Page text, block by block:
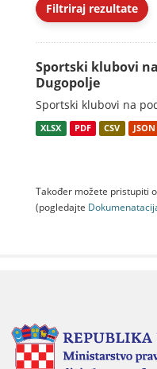
Filtriraj rezultate
Sportski klubovi
Dugopolje
Sportski klubovi na
XLSX PDF CSV JSON
Također možete pristupiti
(pogledajte